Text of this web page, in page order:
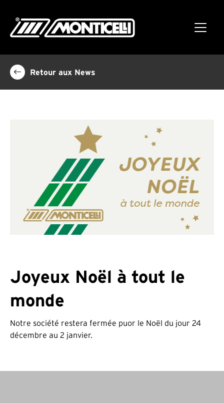
Retour aux News
Joyeux Noël à tout le
monde
Notre société restera fermée puor le Noël du jour 24
décembre au 2 janvier.